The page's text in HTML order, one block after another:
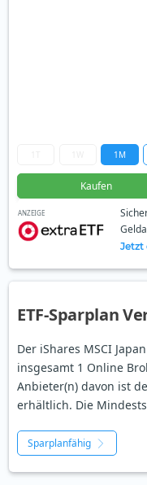
1M
Kaufen
ANZEIGE
Jetzt
ETF-Sparplan
Der iShares MSCI
insgesamt 1 Online
Anbieter(n) davon ist
erhältlich. Die
Sparplanfähig